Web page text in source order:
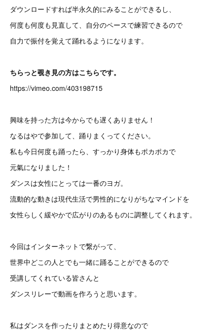
ダウンロードすれば半永久的にみることができるし、
何度も何度も見直して、自分のペースで練習できるので
自力で振付を覚えて踊れるようになります。
ちらっと覗き見の方はこちらです。
https://vimeo.com/403198715
興味を持った方は今からでも遅くありません！
なるはやで参加して、踊りまくってください。
私も今日何度も踊ったら、すっかり身体もポカポカで
元氣になりました！
ダンスは女性にとっては一番のヨガ。
流動的な動きは現代生活で男性的になりがちなマインドを
女性らしく緩やかで広がりのあるものに調整してくれます。
今回はインターネットで繋がって、
世界中どこの人とでも一緒に踊ることができるので
受講してくれている皆さんと
ダンスリレーで動画を作ろうと思います。
私はダンスを作ったりまとめたり得意なので